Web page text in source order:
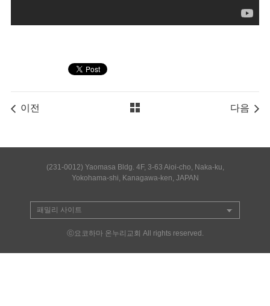
다음
이전
(231-0012) Yaomasa Bldg. 4F, 3-63 Aioi-cho, Naka-ku,
Yokohama-shi, Kanagawa-ken, JAPAN
ⓒ요코하마 온누리교회 All rights reserved.